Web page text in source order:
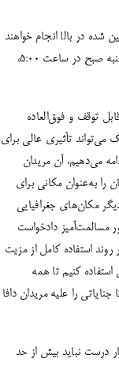
شده در بالا انجام خواهند
شد و همه مریدان دافا در سراسر جهان باید به‌طور همزمان شرکت کنند. فرستادن افکار درست به‌طور همزمان هر یکشنبه صبح در ساعت 5:00،
توقف و فوق‌العاده
تأثیری عالی برای
می‌دهیم، آن مریدان
به‌عنوان مکانی برای
مکان‌های جغرافیایی
مسالمت‌آمیز دادخواست
استفاده کامل از مزیت
کنیم تا همه
و رئیس شریر «اداره 610» را کنترل می‌کنند تا جنایاتی را علیه مریدان دافا
درست نباید بیش از حد